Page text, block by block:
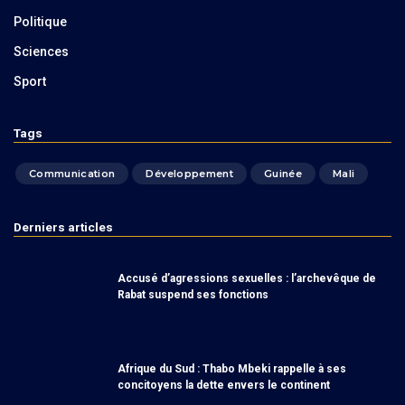
Politique
Sciences
Sport
Tags
Communication Développement Guinée Mali
Derniers articles
Accusé d’agressions sexuelles : l’archevêque de
Rabat suspend ses fonctions
Afrique du Sud : Thabo Mbeki rappelle à ses
concitoyens la dette envers le continent